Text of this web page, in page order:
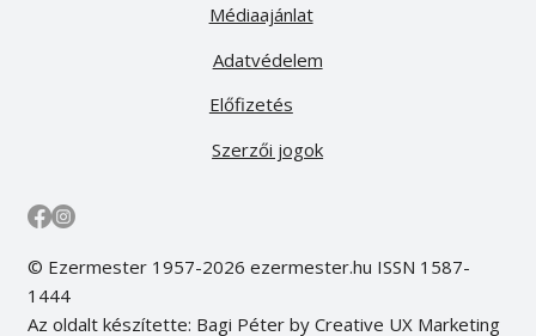
Médiaajánlat
Előfizetés
Adatvédelem
Szerzői jogok
© Ezermester 1957-2026 ezermester.hu ISSN 1587-
1444
Az oldalt készítette: Bagi Péter by Creative UX Marketing